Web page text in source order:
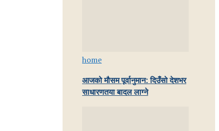
home
आजको मौसम पूर्वानुमान: दिउँसो देशभर
साधारणतया बादल लाग्ने